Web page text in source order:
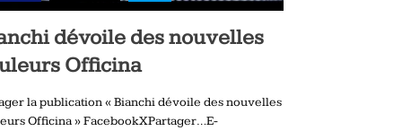
dévoile des nouvelles
Officina
la publication « Bianchi dévoile des nouvelles
Officina » FacebookXPartager…E-